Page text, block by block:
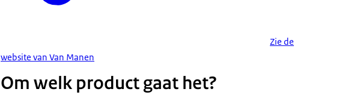
Zie de
website van Van Manen
Om welk product gaat het?